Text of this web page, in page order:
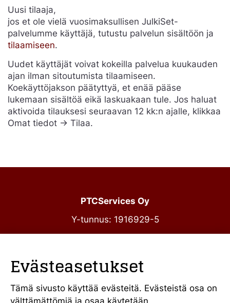
Uusi tilaaja,
jos et ole vielä vuosimaksullisen JulkiSet-
palvelumme käyttäjä, tutustu palvelun sisältöön ja
tilaamiseen.
Uudet käyttäjät voivat kokeilla palvelua kuukauden
ajan ilman sitoutumista tilaamiseen.
Koekäyttöjakson päätyttyä, et enää pääse
lukemaan sisältöä eikä laskuakaan tule. Jos haluat
aktivoida tilauksesi seuraavan 12 kk:n ajalle, klikkaa
Omat tiedot -> Tilaa.
PTCServices Oy
Y-tunnus: 1916929-5
julkiset@ptcs.fi
Vaihde 010 34 19 700
Evästeasetukset
Tämä sivusto käyttää evästeitä. Evästeistä osa on
välttämättömiä ja osaa käytetään